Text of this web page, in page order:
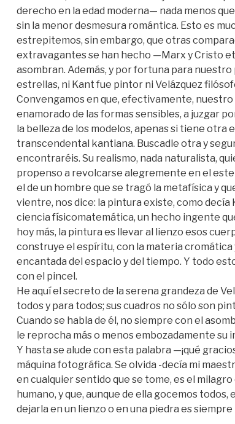
derecho en la edad moderna— nada menos
sin la menor desmesura romántica. Esto es
estrepitemos, sin embargo, que otras
extravagantes se han hecho —Marx y Cristo
asombran. Además, y por fortuna para
estrellas, ni Kant fue pintor ni Velázquez
Convengamos en que, efectivamente, nuestro
enamorado de las formas sensibles, a juzgar
la belleza de los modelos, apenas si tiene otra
transcendental kantiana. Buscadle otra y
encontraréis. Su realismo, nada naturalista,
propenso a revolcarse alegremente en el
el de un hombre que se tragó la metafísica y
vientre, nos dice: la pintura existe, como decía
ciencia físicomatemática, un hecho ingente
hoy más, la pintura es llevar al lienzo esos
construye el espíritu, con la materia cromática
encantada del espacio y del tiempo. Y todo
con el pincel.
He aquí el secreto de la serena grandeza de
todos y para todos; sus cuadros no sólo son
Cuando se habla de él, no siempre con el
le reprocha más o menos embozadamente su
Y hasta se alude con esta palabra —¡qué
máquina fotográfica. Se olvida -decía mi
en cualquier sentido que se tome, es el
humano, y que, aunque de ella gocemos todos,
dejarla en un lienzo o en una piedra es